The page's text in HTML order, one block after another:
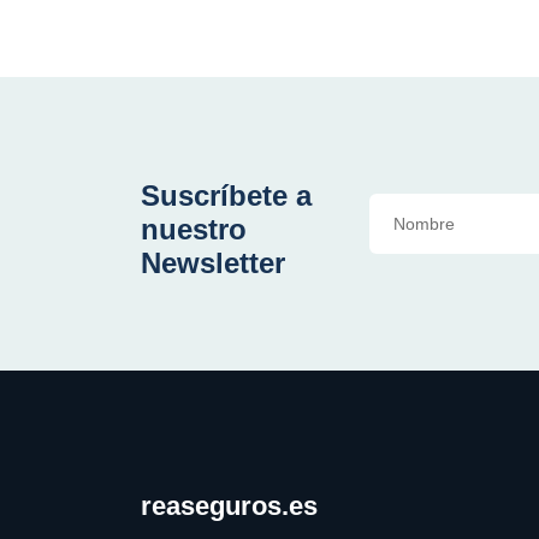
Suscríbete a
nuestro
Newsletter
reaseguros.es